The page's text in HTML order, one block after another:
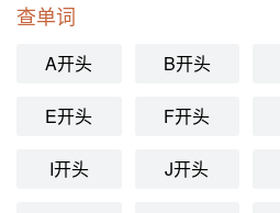
查单词
A开头 B开头
E开头 F开头
I开头 J开头